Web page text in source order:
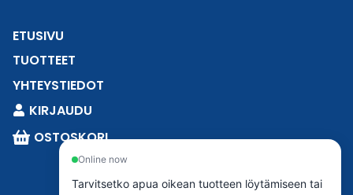
ETUSIVU
TUOTTEET
YHTEYSTIEDOT
KIRJAUDU
OSTOSKORI
Online now
Tarvitsetko apua oikean tuotteen löytämiseen tai